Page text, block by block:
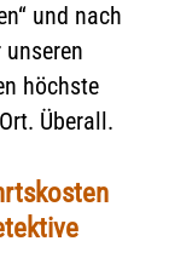
und nach
unseren
höchste
Überall.